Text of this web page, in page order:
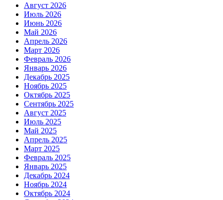
Август 2026
Июль 2026
Июнь 2026
Май 2026
Апрель 2026
Март 2026
Февраль 2026
Январь 2026
Декабрь 2025
Ноябрь 2025
Октябрь 2025
Сентябрь 2025
Август 2025
Июль 2025
Май 2025
Апрель 2025
Март 2025
Февраль 2025
Январь 2025
Декабрь 2024
Ноябрь 2024
Октябрь 2024